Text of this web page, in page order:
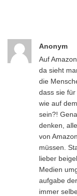
Anonym
Auf
da sieht
die
dass sie für
wie auf
sein?!
denken,
von
müssen.
lieber
Medien
aufgabe
immer